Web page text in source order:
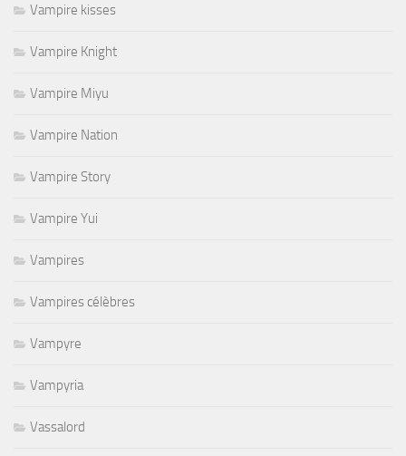
Vampire kisses
Vampire Knight
Vampire Miyu
Vampire Nation
Vampire Story
Vampire Yui
Vampires
Vampires célèbres
Vampyre
Vampyria
Vassalord